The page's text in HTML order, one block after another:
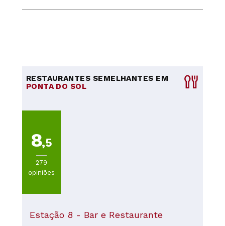
RESTAURANTES SEMELHANTES EM
PONTA DO SOL
8,5
279
opiniões
Estação 8 - Bar e Restaurante